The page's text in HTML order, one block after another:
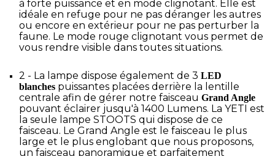
à forte puissance et en mode clignotant. Elle est
idéale en refuge pour ne pas déranger les autres
ou encore en extérieur pour ne pas perturber la
faune. Le mode rouge clignotant vous permet de
vous rendre visible dans toutes situations.
2 - La lampe dispose également de 3 LED
blanches puissantes placées derrière la lentille
centrale afin de gérer notre faisceau Grand Angle
pouvant éclairer jusqu'à 1400 Lumens. La YETI est
la seule lampe STOOTS qui dispose de ce
faisceau. Le Grand Angle est le faisceau le plus
large et le plus englobant que nous proposons,
un faisceau panoramique et parfaitement